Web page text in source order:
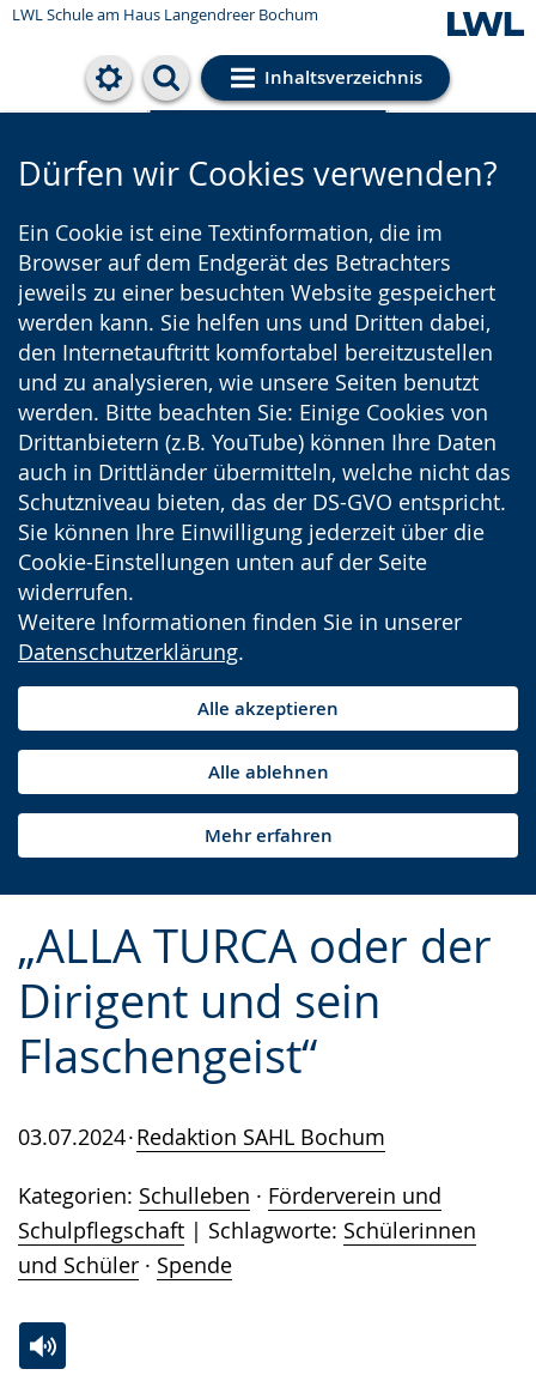
LWL Schule am Haus Langendreer Bochum
Inhaltsverzeichnis
Cookie-Einstellungen
Dürfen wir Cookies verwenden?
Ein Cookie ist eine Textinformation, die im
Browser auf dem Endgerät des Betrachters
jeweils zu einer besuchten Website gespeichert
werden kann. Sie helfen uns und Dritten dabei,
den Internetauftritt komfortabel bereitzustellen
und zu analysieren, wie unsere Seiten benutzt
werden. Bitte beachten Sie: Einige Cookies von
Drittanbietern (z.B. YouTube) können Ihre Daten
auch in Drittländer übermitteln, welche nicht das
Schutzniveau bieten, das der DS-GVO entspricht.
Sie können Ihre Einwilligung jederzeit über die
Cookie-Einstellungen unten auf der Seite
widerrufen.
Weitere Informationen finden Sie in unserer
Datenschutzerklärung.
Alle akzeptieren
Alle ablehnen
Mehr erfahren
„ALLA TURCA oder der
Dirigent und sein
Flaschengeist“
03.07.2024 Redaktion SAHL Bochum
Kategorien: Schulleben · Förderverein und
Schulpflegschaft
Schlagworte: Schülerinnen
und Schüler · Spende